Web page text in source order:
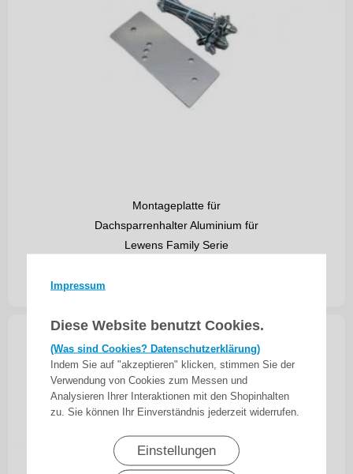
Impressum
Diese Website benutzt Cookies.
(Was sind Cookies? Datenschutzerklärung)
Indem Sie auf "akzeptieren" klicken, stimmen Sie der
Verwendung von Cookies zum Messen und
Analysieren Ihrer Interaktionen mit den Shopinhalten
zu. Sie können Ihr Einverständnis jederzeit widerrufen.
Einstellungen
Klicken Sie hier um alle Stoffe im Überblick zu sehen.
Info über Stoff Arten für welche Markisen typen angemessen
Hier Finden Sie unsere Stoffe 2025 als PDF
Bitte bei Bestellung Stoffnummer oben eintragen) ..!!
Montageplatte für
Dachsparrenhalter Aluminium für
Lewens Family Serie